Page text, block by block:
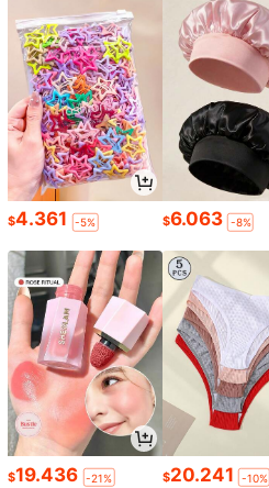
$4.361 -5% $6.063 -8%
$19.436 -21% $20.241 -10%